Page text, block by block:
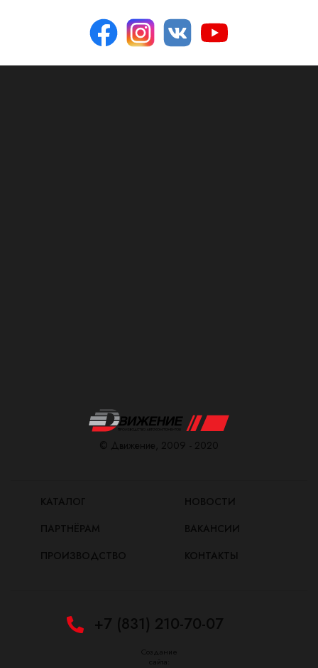
© Движение, 2009 - 2020
КАТАЛОГ
ПАРТНЁРАМ
ПРОИЗВОДСТВО
НОВОСТИ
ВАКАНСИИ
КОНТАКТЫ
+7 (831) 210-70-07
Создание
сайта: